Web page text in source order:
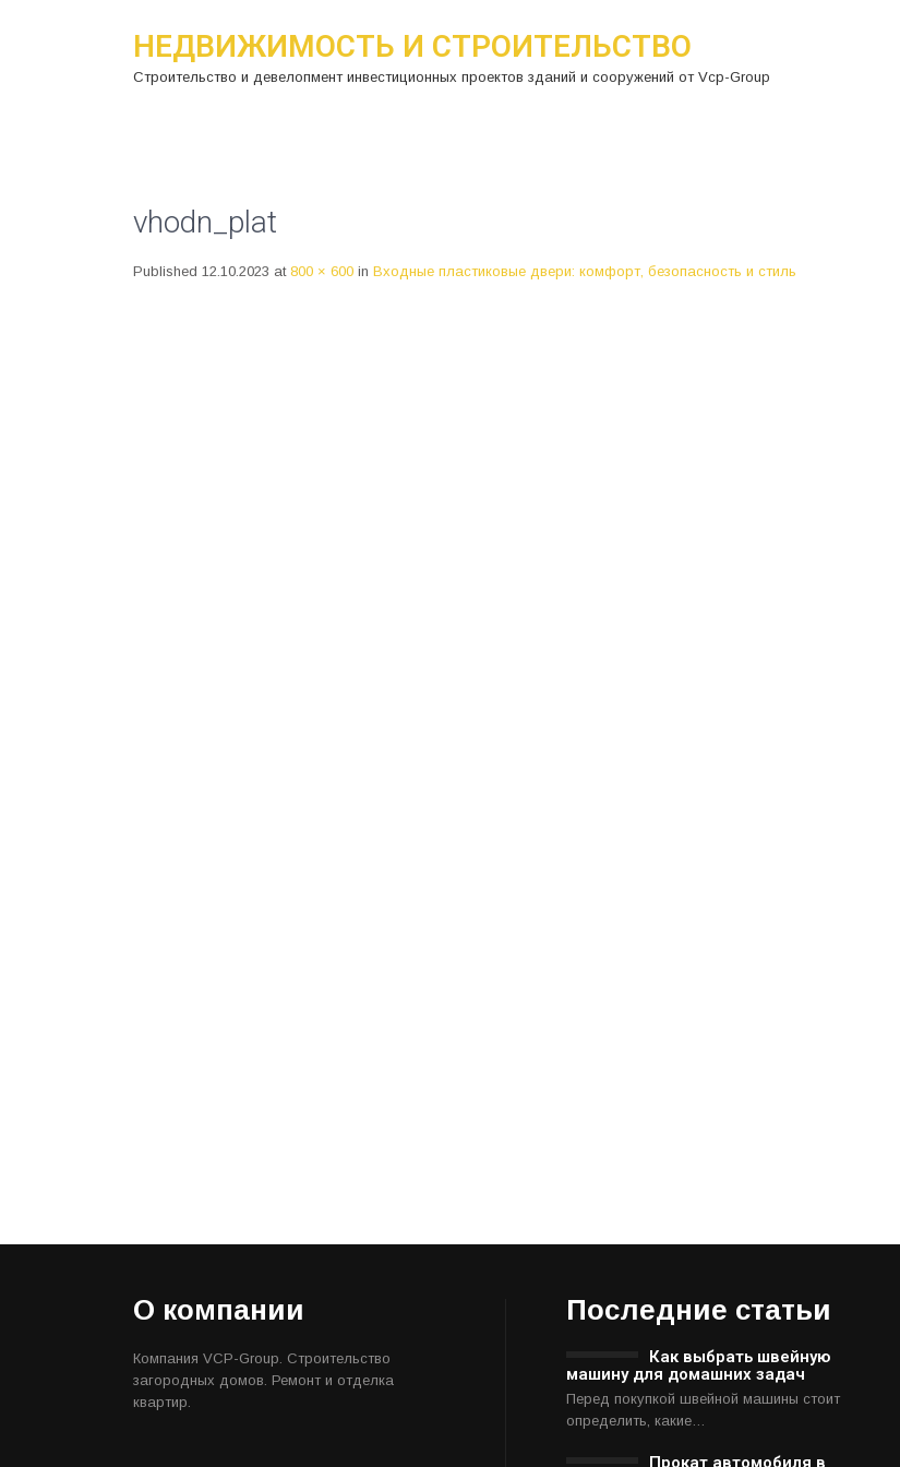
НЕДВИЖИМОСТЬ И СТРОИТЕЛЬСТВО
Строительство и девелопмент инвестиционных проектов зданий и сооружений от Vcp-Group
vhodn_plat
Published 12.10.2023 at 800 × 600 in Входные пластиковые двери: комфорт, безопасность и стиль
О компании
Компания VCP-Group. Строительство
загородных домов. Ремонт и отделка
квартир.
Последние статьи
Как выбрать швейную
машину для домашних задач
Перед покупкой швейной машины стоит
определить, какие…
Прокат автомобиля в